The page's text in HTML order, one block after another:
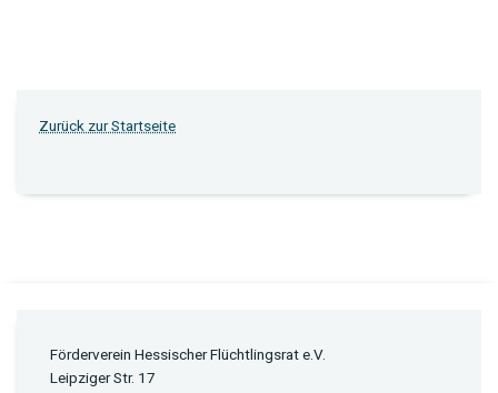
Zurück zur Startseite
Förderverein Hessischer Flüchtlingsrat e.V.
Leipziger Str. 17